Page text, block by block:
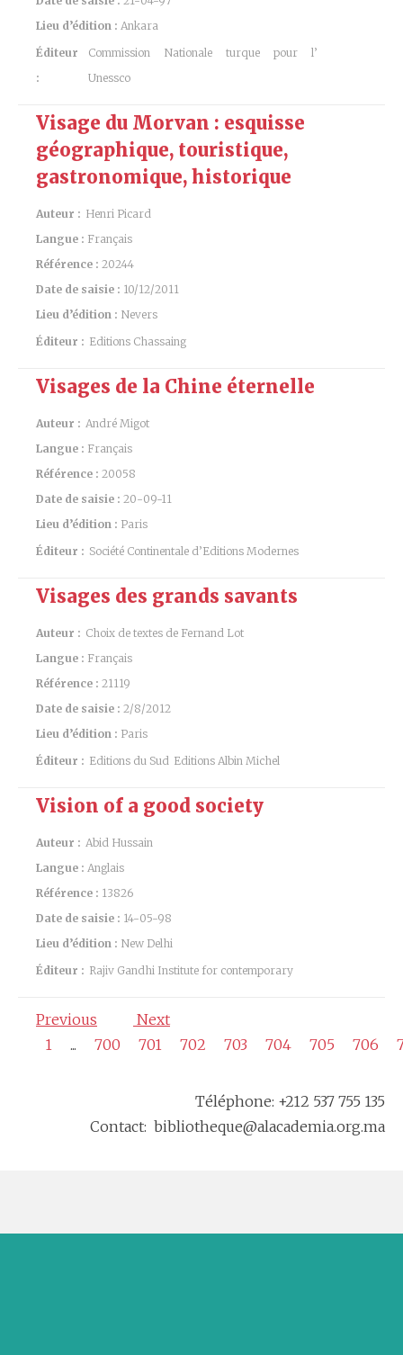
Lieu d’édition : Ankara
Éditeur
:
Commission Nationale turque pour l’
Unessco
Visage du Morvan : esquisse
géographique, touristique,
gastronomique, historique
Auteur : Henri Picard
Langue : Français
Référence : 20244
Date de saisie : 10/12/2011
Lieu d’édition : Nevers
Éditeur : Editions Chassaing
Visages de la Chine éternelle
Auteur : André Migot
Langue : Français
Référence : 20058
Date de saisie : 20-09-11
Lieu d’édition : Paris
Éditeur : Société Continentale d’Editions Modernes
Visages des grands savants
Auteur : Choix de textes de Fernand Lot
Langue : Français
Référence : 21119
Date de saisie : 2/8/2012
Lieu d’édition : Paris
Éditeur : Editions du Sud Editions Albin Michel
Vision of a good society
Auteur : Abid Hussain
Langue : Anglais
Référence : 13826
Date de saisie : 14-05-98
Lieu d’édition : New Delhi
Éditeur : Rajiv Gandhi Institute for contemporary
Previous
Next
1
... 700 701 702 703 704 705 706
Téléphone: +212 537 755 135
Contact: bibliotheque@alacademia.org.ma